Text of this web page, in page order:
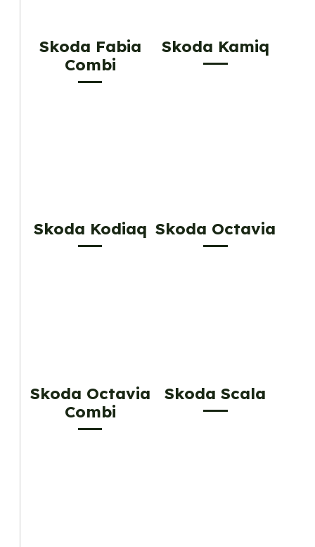
Skoda Fabia
Combi
Skoda Kamiq
Skoda Kodiaq Skoda Octavia
Skoda Octavia
Combi
Skoda Scala